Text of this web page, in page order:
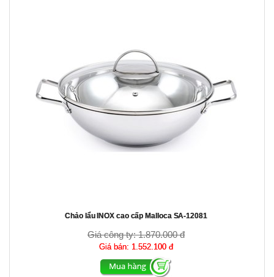
Chảo lẩu INOX cao cấp Malloca SA-12081
Giá công ty:1.870.000 đ
Giá bán: 1.552.100 đ